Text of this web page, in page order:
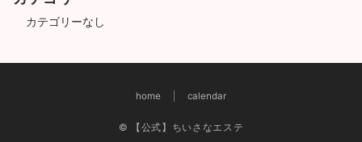
カテゴリーなし
home calendar
© 【公式】ちいさなエステ